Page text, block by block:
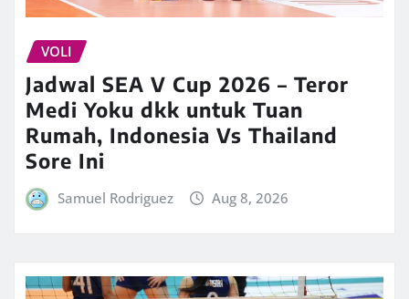
VOLI
Jadwal SEA V Cup 2026 – Teror
Medi Yoku dkk untuk Tuan
Rumah, Indonesia Vs Thailand
Sore Ini
Samuel Rodriguez Aug 8, 2026